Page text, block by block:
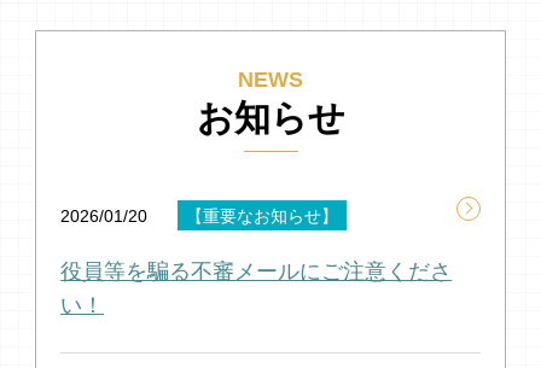
お知らせ
2026/01/20 【重要なお知らせ】
役員等を騙る不審メールにご注意くださ
い！